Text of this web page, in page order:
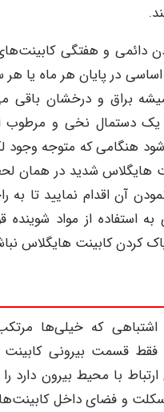
دائمی و هفتگی
در پایان هر ماه یا هر
براق و درخشان باقی
یک دستمال نخی و مرطوب
هنگامی که متوجه وجود
هایگلاس شدید در همان
آن اقدام نمایید تا به
به استفاده از مواد
کردن کابینت هایگلاس
که خیلی‌ها
قسمت بیرونی کابینت
با محیط بیرون دارد را
و فضای داخل کابینت‌ها